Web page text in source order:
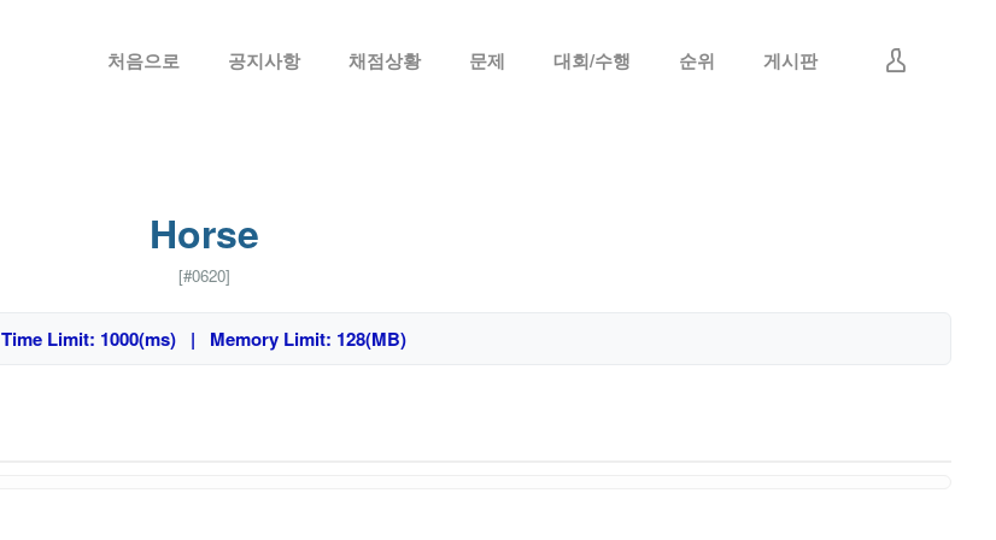
처음으로 공지사항 채점상황 문제 대회/수행 순위 게시판
Horse
[#0620]
Time Limit: 1000(ms) | Memory Limit: 128(MB)